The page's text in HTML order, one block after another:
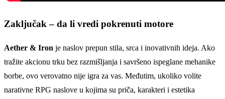
Zaključak – da li vredi pokrenuti motore
Aether & Iron je naslov prepun stila, srca i inovativnih ideja. Ako
tražite akcionu trku bez razmišljanja i savršeno ispeglane mehanike
borbe, ovo verovatno nije igra za vas. Međutim, ukoliko volite
narativne RPG naslove u kojima su priča, karakteri i estetika